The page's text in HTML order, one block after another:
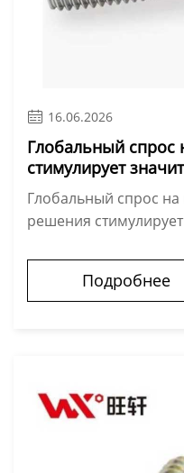
 16.06.2026
Глобальный спрос
стимулирует
применения
Глобальный спрос
решения
2026 года ожидается
крепежн...Подробнее